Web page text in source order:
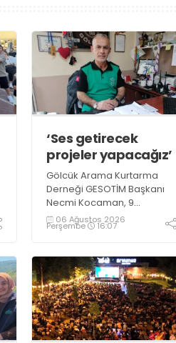
‘Ses getirecek
projeler yapacağız’
Gölcük Arama Kurtarma
Derneği GESOTİM Başkanı
Necmi Kocaman, 9
Ağustos’ta gerçekleşecek
sınavın ardından 4. Akredite
tamamlayacaklarını ifade
ederek açıklamalarda
bulundu. Kocaman,
“Gölcük’te ve Kocaeli
genelinde ses getirecek
projelerimizi tek tek hayata
geçireceğiz” dedi
06 Ağustos 2026
Perşembe 16:07